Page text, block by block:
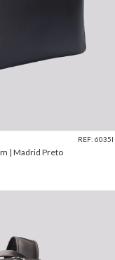
REF: 6035I
| Madrid Preto